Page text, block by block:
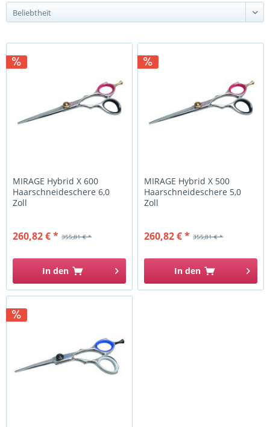
MIRAGE Hybrid X 600
Haarschneideschere 6,0
Zoll
355,81 € *
260,82 € *
In den
MIRAGE Hybrid X 500
Haarschneideschere 5,0
Zoll
355,81 € *
260,82 € *
In den